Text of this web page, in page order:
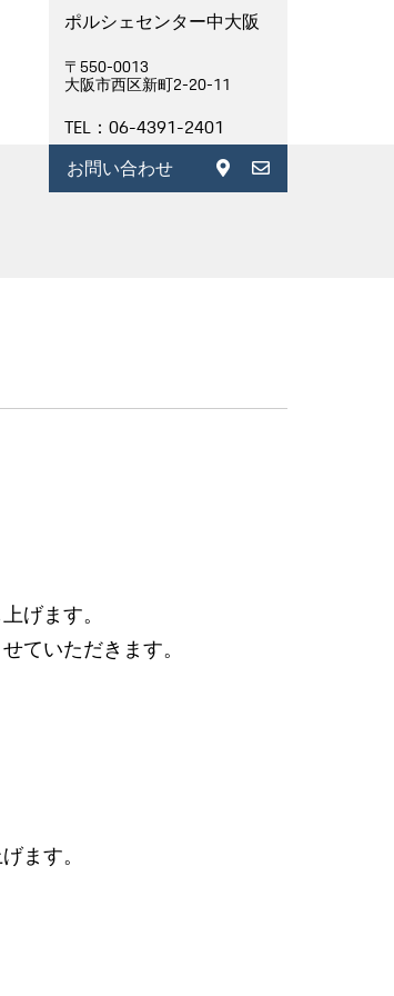
ポルシェセンター中大阪
〒550-0013
大阪市西区新町2-20-11
TEL：06-4391-2401
お問い合わせ
げます。
ていただきます。
ます。